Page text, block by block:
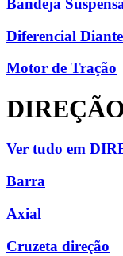
Bandeja
Diferencial
Motor de Tração
Ver tudo em
Barra
Axial
Cruzeta direção